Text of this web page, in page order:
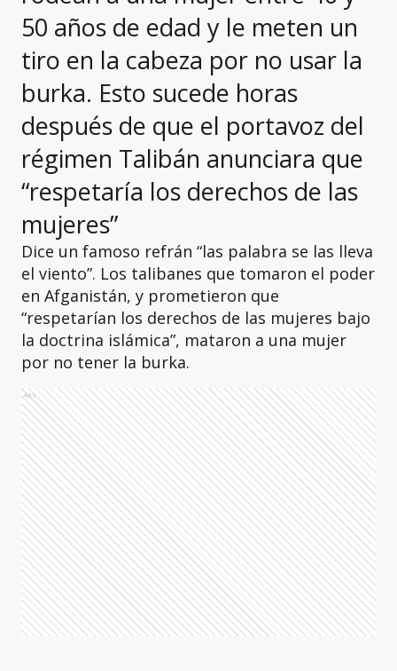
50 años de edad y le meten un
tiro en la cabeza por no usar la
burka. Esto sucede horas
después de que el portavoz del
régimen Talibán anunciara que
“respetaría los derechos de las
mujeres”
Dice un famoso refrán “las palabra se las lleva
el viento”. Los talibanes que tomaron el poder
en Afganistán, y prometieron que
“respetarían los derechos de las mujeres bajo
la doctrina islámica”, mataron a una mujer
por no tener la burka.
Ads